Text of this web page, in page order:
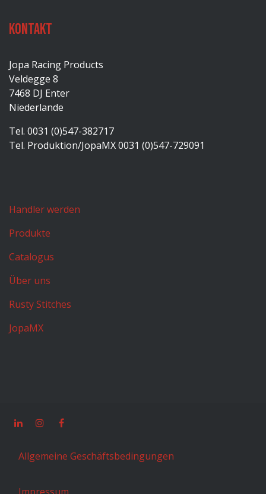
Kontakt
Jopa Racing Products
Veldegge 8
7468 DJ Enter
Niederlande
Tel. 0031 (0)547-382717
Tel. Produktion/JopaMX 0031 (0)547-729091
Handler werden
Produkte
Catalogus
Über uns
Rusty Stitches
JopaMX
Allgemeine Geschäftsbedingungen